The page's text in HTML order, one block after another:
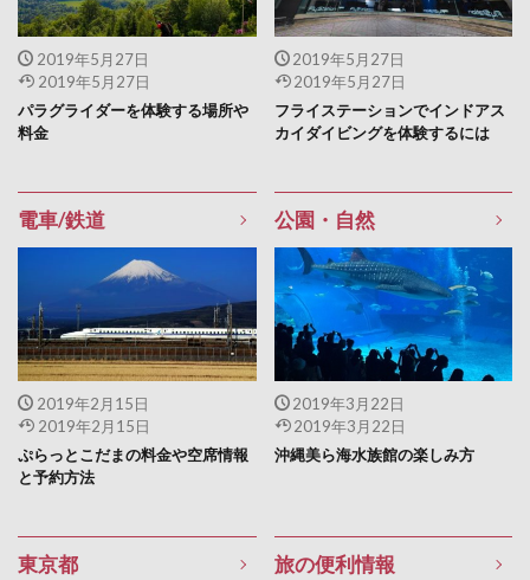
2019年5月27日
2019年5月27日
パラグライダーを体験する場所や
料金
2019年5月27日
2019年5月27日
フライステーションでインドアス
カイダイビングを体験するには
電車/鉄道
2019年2月15日
2019年2月15日
ぷらっとこだまの料金や空席情報
と予約方法
公園・自然
2019年3月22日
2019年3月22日
沖縄美ら海水族館の楽しみ方
東京都 旅の便利情報